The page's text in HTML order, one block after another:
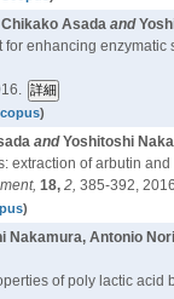
Asadaand
enhancing enzymatic
)
andYoshitoshi
extraction of arbutin
18, 2, 385-392,
)
Nakamura, Antonio
of poly lactic acid